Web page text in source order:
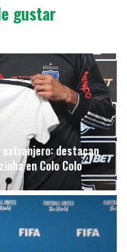
gustar
extranjero: destacan
en Colo Colo